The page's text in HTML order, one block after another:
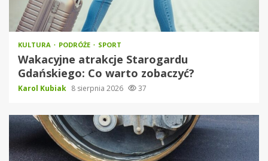
KULTURA PODRÓŻE SPORT
Wakacyjne atrakcje Starogardu
Gdańskiego: Co warto zobaczyć?
Karol Kubiak 8 sierpnia 2026 37